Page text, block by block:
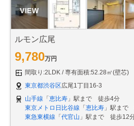
ルモン広尾
9,780万円
間取り:2LDK
専有面積:52.28㎡(壁芯)
東京都渋谷区広尾1丁目16-3
山手線 「 恵比寿 」駅まで 徒歩4分
東京メトロ日比谷線 「 恵比寿 」駅まで
東急東横線 「 代官山 」駅まで 徒歩12